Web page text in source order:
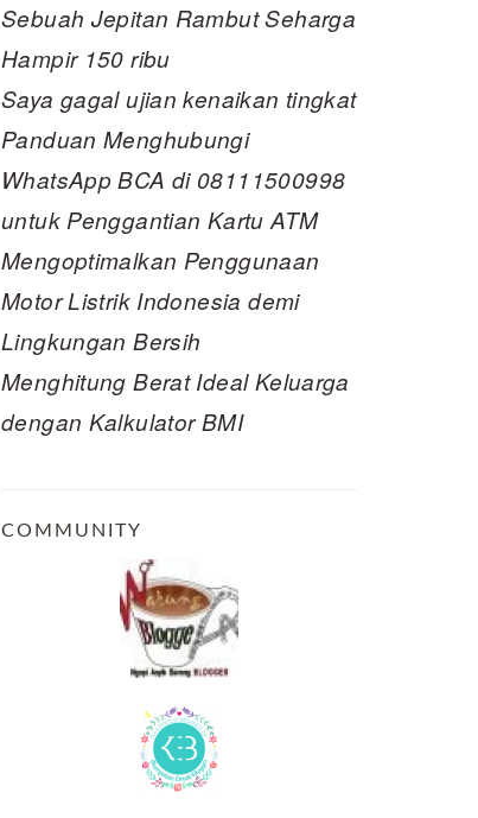
Sebuah Jepitan Rambut Seharga
Hampir 150 ribu
Saya gagal ujian kenaikan tingkat
Panduan Menghubungi
WhatsApp BCA di 08111500998
untuk Penggantian Kartu ATM
Mengoptimalkan Penggunaan
Motor Listrik Indonesia demi
Lingkungan Bersih
Menghitung Berat Ideal Keluarga
dengan Kalkulator BMI
COMMUNITY